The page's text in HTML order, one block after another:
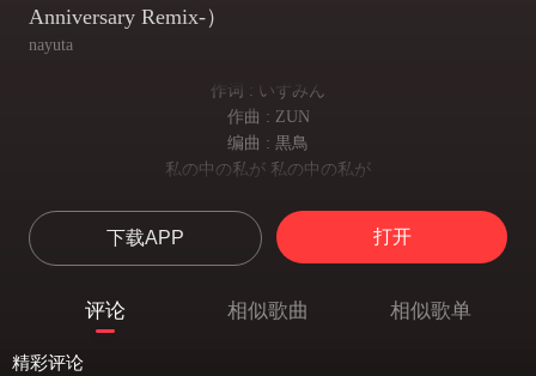
Anniversary Remix-）
nayuta
作词 : いずみん
作曲 : ZUN
编曲 : 黒鳥
私の中の私が 私の中の私が
ひとつの単语を
无数次地
何度も何度も何度も
重复着一个单词
无尽蔵に
下载APP 打开
评论 相似歌曲 相似歌单
精彩评论